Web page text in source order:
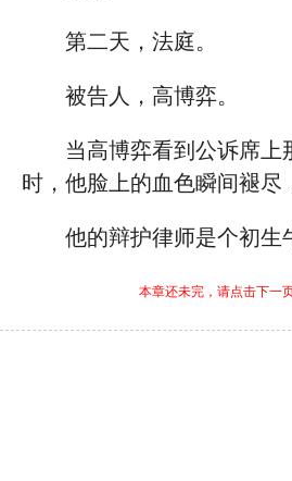
第二天，法庭。
被告人，高博弈。
当高博弈看到公诉席上
时，他脸上的血色瞬间褪尽
他的辩护律师是个初生
本章还未完，请点击下一